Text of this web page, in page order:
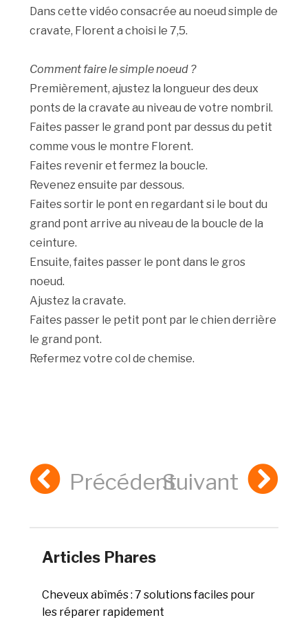
Dans cette vidéo consacrée au noeud simple de
cravate, Florent a choisi le 7,5.
Comment faire le simple noeud ?
Premièrement, ajustez la longueur des deux
ponts de la cravate au niveau de votre nombril.
Faites passer le grand pont par dessus du petit
comme vous le montre Florent.
Faites revenir et fermez la boucle.
Revenez ensuite par dessous.
Faites sortir le pont en regardant si le bout du
grand pont arrive au niveau de la boucle de la
ceinture.
Ensuite, faites passer le pont dans le gros
noeud.
Ajustez la cravate.
Faites passer le petit pont par le chien derrière
le grand pont.
Refermez votre col de chemise.
PrécédentSuivant
Articles Phares
Cheveux abîmés : 7 solutions faciles pour
les réparer rapidement